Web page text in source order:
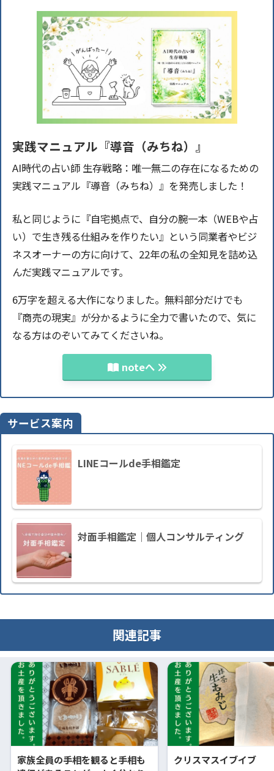
実践マニュアル『導音（みちね）』
AI時代の占い師 生存戦略：唯一無二の存在になるための
実践マニュアル『導音（みちね）』を発売しました！
私と同じように『自宅拠点で、自分の腕一本（WEBや占
い）で生き残る仕組みを作りたい』という同業者やビジ
ネスオーナーの方に向けて、22年の私の全知見を詰め込
んだ実践マニュアルです。
6万字を超える大作になりました。無料部分だけでも
『商売の現実』が分かるように全力で書いたので、気に
なる方はのぞいてみてくださいね。
noteへ
サービス案内
LINEコールde手相鑑定
対面手相鑑定｜個人コンサルティング
関連記事
家族全員の手相を観ると手相も
クリスマスイブイブ